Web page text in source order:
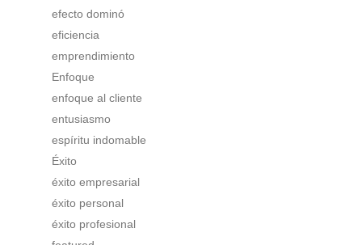
efecto dominó
eficiencia
emprendimiento
Enfoque
enfoque al cliente
entusiasmo
espíritu indomable
Éxito
éxito empresarial
éxito personal
éxito profesional